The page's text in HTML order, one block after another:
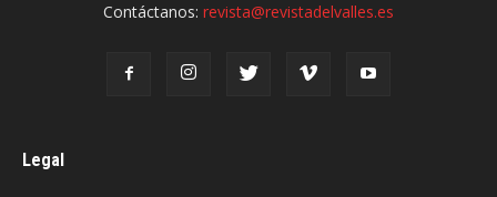
Contáctanos: revista@revistadelvalles.es
Legal